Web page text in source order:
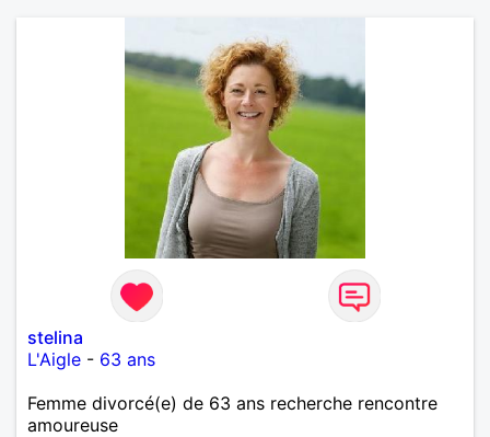
stelina
L'Aigle - 63 ans
Femme divorcé(e) de 63 ans recherche rencontre
amoureuse